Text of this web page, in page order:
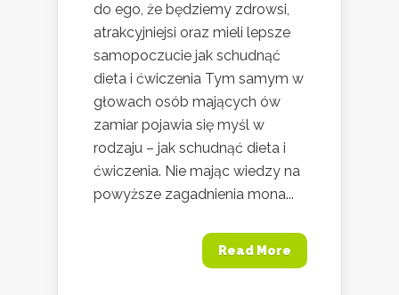
do ego, że będziemy zdrowsi,
atrakcyjniejsi oraz mieli lepsze
samopoczucie jak schudnąć
dieta i ćwiczenia Tym samym w
głowach osób mających ów
zamiar pojawia się myśl w
rodzaju – jak schudnąć dieta i
ćwiczenia. Nie mając wiedzy na
powyższe zagadnienia mona...
Read More